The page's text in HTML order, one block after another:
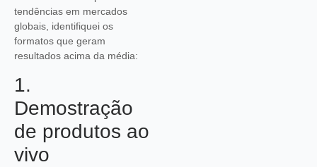
tendências em mercados
globais, identifiquei os
formatos que geram
resultados acima da média:
1.
Demostração
de produtos ao
vivo